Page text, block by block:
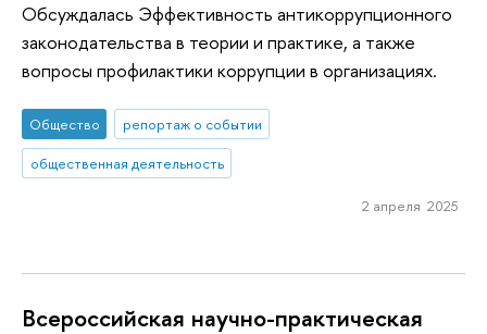
Обсуждалась Эффективность антикоррупционного
законодательства в теории и практике, а также
вопросы профилактики коррупции в организациях.
Общество
репортаж о событии
общественная деятельность
2 апреля 2025
Всероссийская научно-практическая